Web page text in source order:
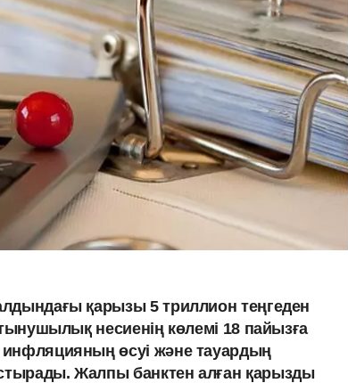
қарызы 5 триллион теңгеден
несиенің көлемі 18 пайызға
өсуі және тауардың
Жалпы банктен алған қарызды